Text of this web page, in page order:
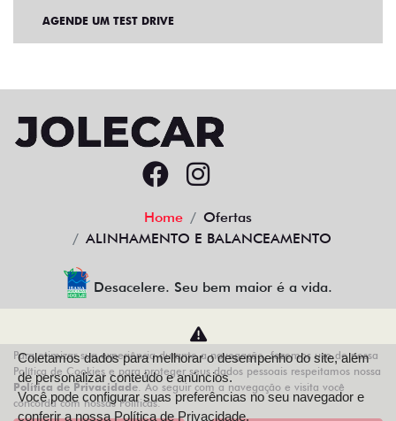
AGENDE UM TEST DRIVE
Home
Ofertas
ALINHAMENTO E BALANCEAMENTO
Desacelere. Seu bem maior é a vida.
AZZURRA VEICULOS LTDA
68.743.038/0013-21
Para otimizar sua experiência durante a navegação, fazemos uso de nossa
Política de Cookies e para proteger seus dados pessoais respeitamos nossa
Política de Privacidade. Ao seguir com a navegação e visita você
concorda com nossas Políticas.
Coletamos dados para melhorar o desempenho do site, além
de personalizar conteúdo e anúncios.
Você pode configurar suas preferências no seu navegador e
conferir a nossaPolítica de Privacidade.